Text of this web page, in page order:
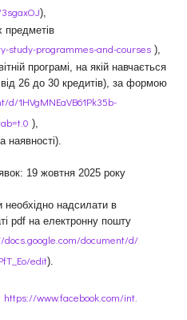
),
предметів
study-programmes-and-courses ),
програмі, на якій навчається
від 26 до 30 кредитів), за формою
d/1HVgMNEaVB61Pk35b-
),
наявності).
19 жовтня 2025 року
необхідно надсилати в
pdf на електронну пошту
docs.google.com/document/d/
_Eo/edit).
https://www.facebook.com/int.